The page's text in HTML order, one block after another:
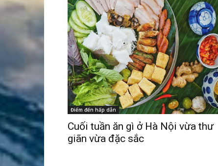
Điểm đến hấp dẫn
Cuối tuần ăn gì ở Hà Nội vừa thư
giãn vừa đặc sắc